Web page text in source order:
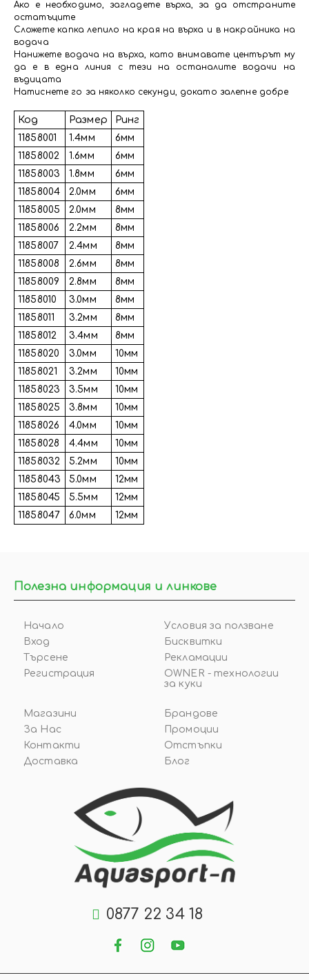
Ако е необходимо, загладете върха, за да отстраните
остатъците
Сложете капка лепило на края на върха и в накрайника на
водача
Нанижете водача на върха, като внимавате центърът му
да е в една линия с тези на останалите водачи на
въдицата
Натиснете го за няколко секунди, докато залепне добре
Код Размер
Ринг
11858001
1.4мм
6мм
11858002
1.6мм
6мм
11858003
1.8мм
6мм
11858004
2.0мм
6мм
11858005
2.0мм
8мм
11858006
2.2мм
8мм
11858007
2.4мм
8мм
11858008
2.6мм
8мм
11858009
2.8мм
8мм
11858010
3.0мм
8мм
11858011
3.2мм
8мм
11858012
3.4мм
8мм
11858020
3.0мм
10мм
11858021
3.2мм
10мм
11858023
3.5мм
10мм
11858025
3.8мм
10мм
11858026
4.0мм
10мм
11858028
4.4мм
10мм
11858032
5.2мм
10мм
11858043
5.0мм
12мм
11858045
5.5мм
12мм
11858047
6.0мм 12мм
0877 22 34 18
Полезна информация и линкове
Начало
Вход
Търсене
Регистрация
Условия за ползване
Бисквитки
Рекламации
OWNER - технологии
за куки
Магазини
За Нас
Контакти
Доставка
Брандове
Промоции
Отстъпки
Блог